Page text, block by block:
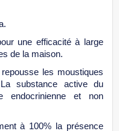
une efficacité à large
de la maison.
les moustiques
substance active du
endocrinienne et non
à 100% la présence